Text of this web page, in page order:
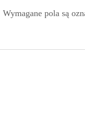
Wymagane pola są